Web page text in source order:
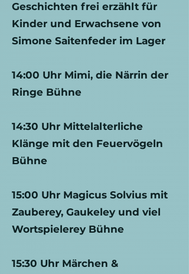
Geschichten frei erzählt für
Kinder und Erwachsene von
Simone Saitenfeder im Lager
14:00 Uhr Mimi, die Närrin der
Ringe Bühne
14:30 Uhr Mittelalterliche
Klänge mit den Feuervögeln
Bühne
15:00 Uhr Magicus Solvius mit
Zauberey, Gaukeley und viel
Wortspielerey Bühne
15:30 Uhr Märchen &